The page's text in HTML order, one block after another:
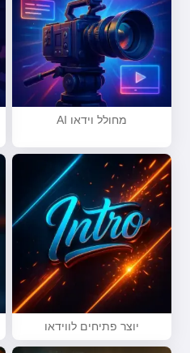
מחולל וידאו AI
יוצר פתיחים לווידאו